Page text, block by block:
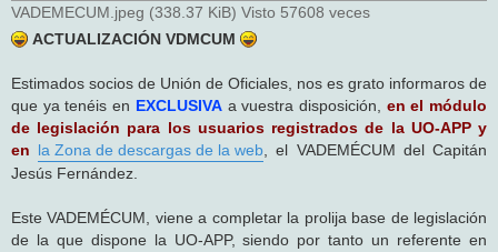
VADEMECUM.jpeg (338.37 KiB) Visto 57608 veces
ACTUALIZACIÓN VDMCUM
Estimados socios de Unión de Oficiales, nos es grato informaros de
que ya tenéis en EXCLUSIVAa vuestra disposición, en el módulo
de legislación para los usuarios registrados de la UO-APP y
en la Zona de descargas de la web, el VADEMÉCUM del Capitán
Jesús Fernández.
Este VADEMÉCUM, viene a completar la prolija base de legislación
de la que dispone la UO-APP, siendo por tanto un referente en